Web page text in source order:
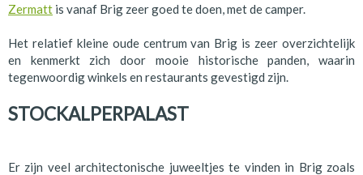
Zermatt is vanaf Brig zeer goed te doen, met de camper.
Het relatief kleine oude centrum van Brig is zeer overzichtelijk
en kenmerkt zich door mooie historische panden, waarin
tegenwoordig winkels en restaurants gevestigd zijn.
STOCKALPERPALAST
Er zijn veel architectonische juweeltjes te vinden in Brig zoals